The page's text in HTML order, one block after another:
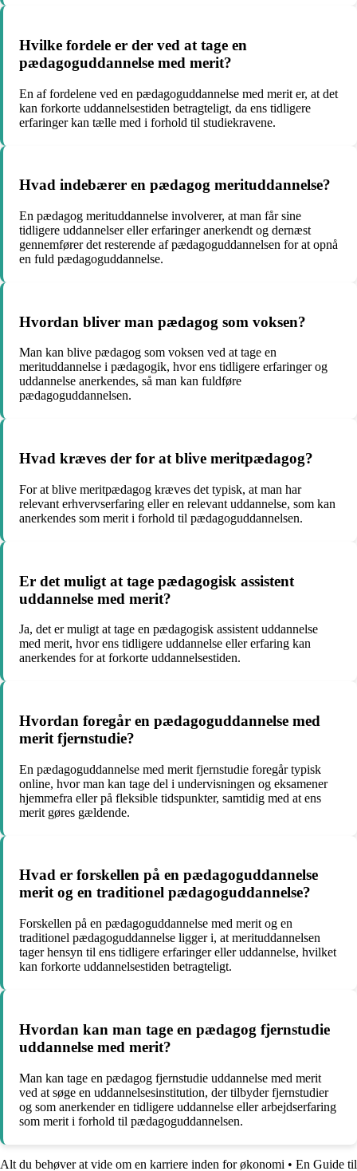
Hvilke fordele er der ved at tage en
pædagoguddannelse med merit?
En af fordelene ved en pædagoguddannelse med merit er, at det
kan forkorte uddannelsestiden betragteligt, da ens tidligere
erfaringer kan tælle med i forhold til studiekravene.
Hvad indebærer en pædagog merituddannelse?
En pædagog merituddannelse involverer, at man får sine
tidligere uddannelser eller erfaringer anerkendt og dernæst
gennemfører det resterende af pædagoguddannelsen for at opnå
en fuld pædagoguddannelse.
Hvordan bliver man pædagog som voksen?
Man kan blive pædagog som voksen ved at tage en
merituddannelse i pædagogik, hvor ens tidligere erfaringer og
uddannelse anerkendes, så man kan fuldføre
pædagoguddannelsen.
Hvad kræves der for at blive meritpædagog?
For at blive meritpædagog kræves det typisk, at man har
relevant erhvervserfaring eller en relevant uddannelse, som kan
anerkendes som merit i forhold til pædagoguddannelsen.
Er det muligt at tage pædagogisk assistent
uddannelse med merit?
Ja, det er muligt at tage en pædagogisk assistent uddannelse
med merit, hvor ens tidligere uddannelse eller erfaring kan
anerkendes for at forkorte uddannelsestiden.
Hvordan foregår en pædagoguddannelse med
merit fjernstudie?
En pædagoguddannelse med merit fjernstudie foregår typisk
online, hvor man kan tage del i undervisningen og eksamener
hjemmefra eller på fleksible tidspunkter, samtidig med at ens
merit gøres gældende.
Hvad er forskellen på en pædagoguddannelse
merit og en traditionel pædagoguddannelse?
Forskellen på en pædagoguddannelse med merit og en
traditionel pædagoguddannelse ligger i, at merituddannelsen
tager hensyn til ens tidligere erfaringer eller uddannelse, hvilket
kan forkorte uddannelsestiden betragteligt.
Hvordan kan man tage en pædagog fjernstudie
uddannelse med merit?
Man kan tage en pædagog fjernstudie uddannelse med merit
ved at søge en uddannelsesinstitution, der tilbyder fjernstudier
og som anerkender en tidligere uddannelse eller arbejdserfaring
som merit i forhold til pædagoguddannelsen.
Alt du behøver at vide om en karriere inden for økonomi • En Guide til